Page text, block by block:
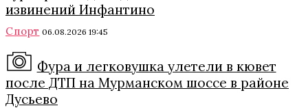
извинений Инфантино
Спорт 06.08.2026 19:45
Фура и легковушка улетели в кювет
после ДТП на Мурманском шоссе в районе
Дусьево